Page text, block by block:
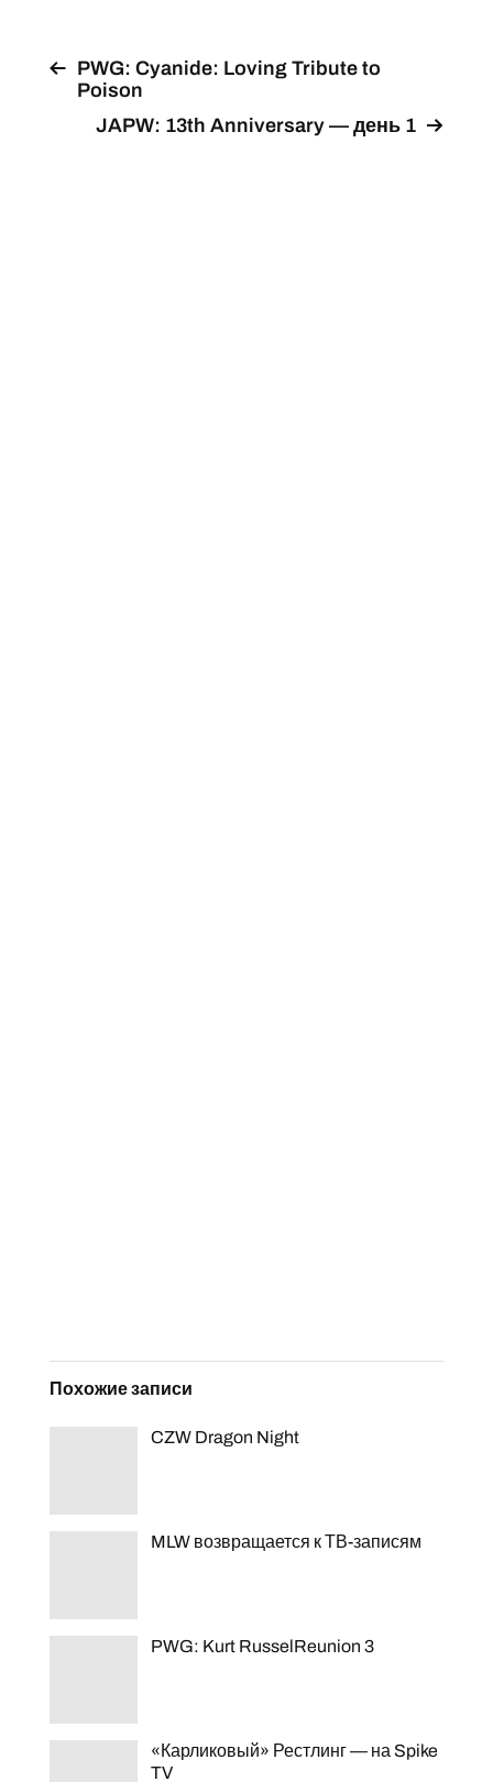
PWG: Cyanide: Loving Tribute to
Poison
JAPW: 13th Anniversary — день 1
Похожие записи
CZW Dragon Night
MLW возвращается к ТВ-записям
PWG: Kurt RusselReunion 3
«Карликовый» Рестлинг — на Spike
TV